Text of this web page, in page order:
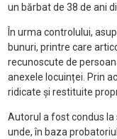
un bărbat de 38 de ani
În urma controlului,
bunuri, printre care
recunoscute de
anexele locuinței. Prin
ridicate și restituite
Autorul a fost condus la
unde, în baza